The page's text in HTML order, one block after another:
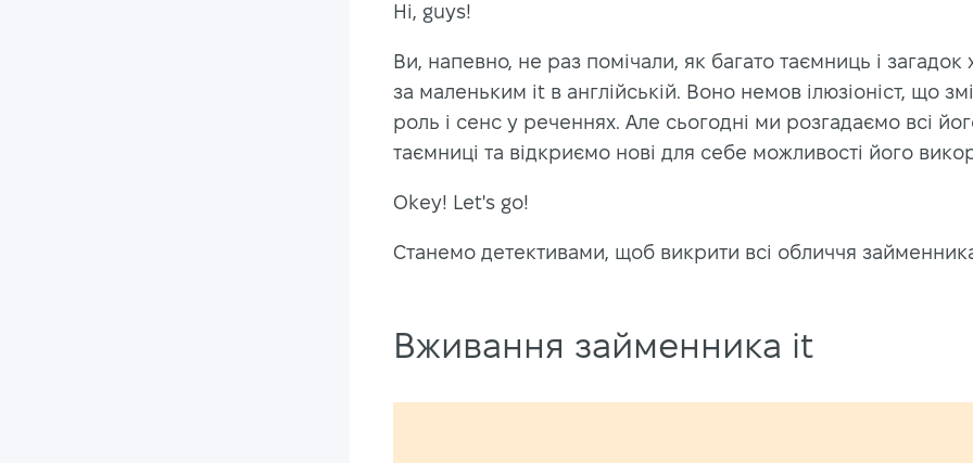
Hi, guys!
Ви, напевно, не раз помічали, як багато таємниць і загадок
за маленьким it в англійській. Воно немов ілюзіоніст, що
роль і сенс у реченнях. Але сьогодні ми розгадаємо всі
таємниці та відкриємо нові для себе можливості його
Okey! Let's go!
Станемо детективами, щоб викрити всі обличчя
Вживання займенника it